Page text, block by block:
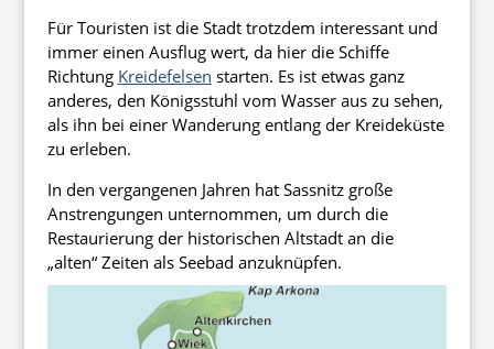
Für Touristen ist die Stadt trotzdem interessant und
immer einen Ausflug wert, da hier die Schiffe
Richtung Kreidefelsen starten. Es ist etwas ganz
anderes, den Königsstuhl vom Wasser aus zu sehen,
als ihn bei einer Wanderung entlang der Kreideküste
zu erleben.
In den vergangenen Jahren hat Sassnitz große
Anstrengungen unternommen, um durch die
Restaurierung der historischen Altstadt an die
„alten“ Zeiten als Seebad anzuknüpfen.